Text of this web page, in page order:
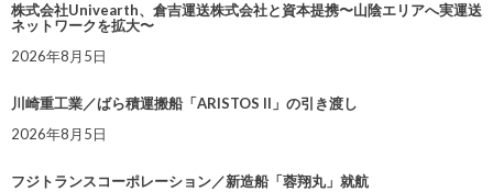
株式会社Univearth、倉吉運送株式会社と資本提携〜山陰エリアへ実運送
ネットワークを拡大〜
2026年8月5日
川崎重工業／ばら積運搬船「ARISTOS II」の引き渡し
2026年8月5日
フジトランスコーポレーション／新造船「蓉翔丸」就航